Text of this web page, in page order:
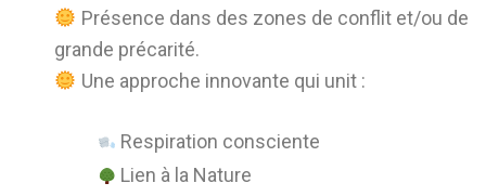
Présence dans des zones de conflit et/ou de
grande précarité.
Une approche innovante qui unit :
Respiration consciente
Lien à la Nature